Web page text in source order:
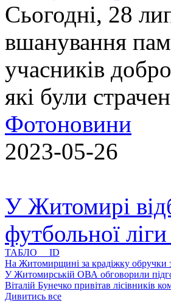
Сьогодні, 28
вшанування
учасників
які були
Фотоновини
2023-05-26
У Житомирі
футбольної
ТАБЛО ID
На Житомирщині за крадіжку обручки з
У Житомирській ОВА обговорили
Віталій Бунечко привітав лісівників
Дивитись все